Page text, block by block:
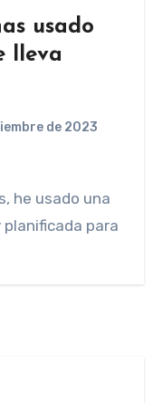
usado
lleva
de 2023
he usado una
para